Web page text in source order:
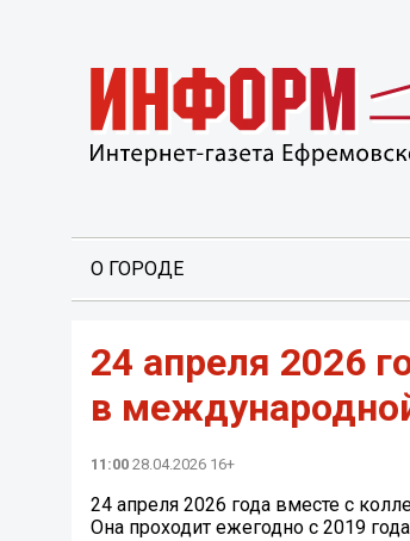
О ГОРОДЕ
24 апреля 2026
в
11:00 28.04.2026 16+
24 апреля 2026 года вместе с
Она проходит ежегодно с 2019